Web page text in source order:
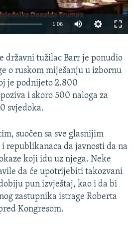
1:06
državni tužilac Barr je ponudio
o ruskom miješanju u izbornu
je podnijeto 2.800
i skoro 500 naloga za
svjedoka.
suočen sa sve glasnijim
republikanaca da javnosti da na
koji idu uz njega. Neke
da će upotrijebiti takozvani
pun izvještaj, kao i da bi
zastupnika istrage Roberta
Kongresom.